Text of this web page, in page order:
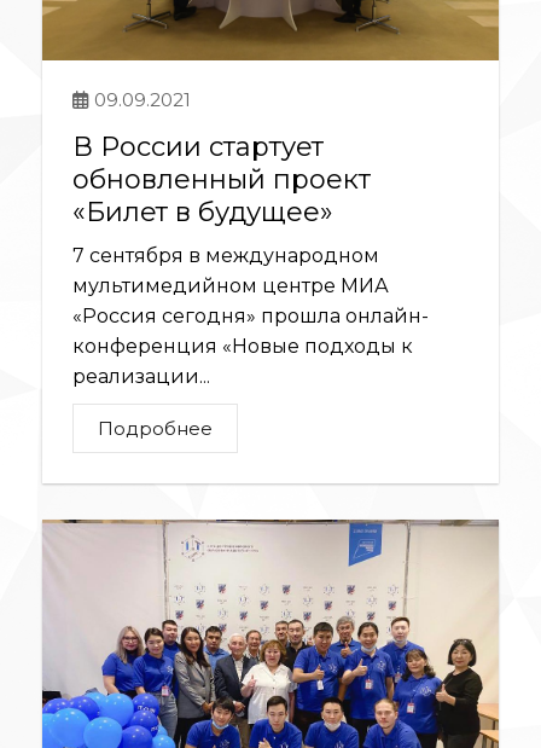
09.09.2021
В России стартует
обновленный проект
«Билет в будущее»
7 сентября в международном
мультимедийном центре МИА
«Россия сегодня» прошла онлайн-
конференция «Новые подходы к
реализации...
Подробнее